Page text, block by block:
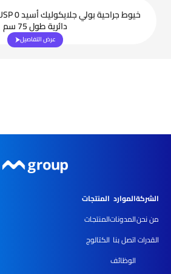
دائرية طول 75 سم
عرض التفاصيل
الشركة
من نحن
القدرات
الموارد
المدونات
اتصل بنا
الوظائف
المنتجات
المنتجات
الكتالوج